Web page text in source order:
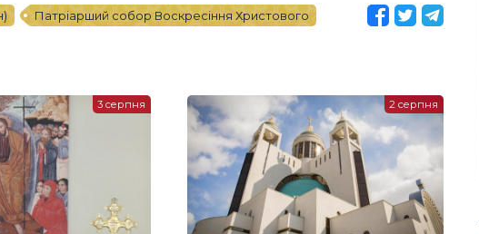
Патріарший собор Воскресіння Христового
3 серпня 2 серпня